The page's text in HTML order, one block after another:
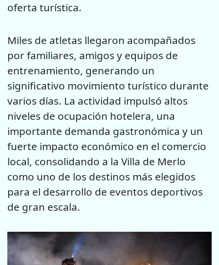
oferta turística.
Miles de atletas llegaron acompañados
por familiares, amigos y equipos de
entrenamiento, generando un
significativo movimiento turístico durante
varios días. La actividad impulsó altos
niveles de ocupación hotelera, una
importante demanda gastronómica y un
fuerte impacto económico en el comercio
local, consolidando a la Villa de Merlo
como uno de los destinos más elegidos
para el desarrollo de eventos deportivos
de gran escala.